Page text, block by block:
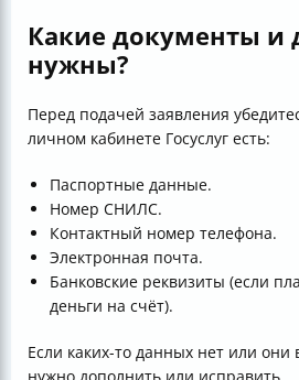
Какие документы и
нужны?
Перед подачей заявления
личном кабинете Госуслуг есть:
Паспортные данные.
Номер СНИЛС.
Контактный номер телефона.
Электронная почта.
Банковские реквизиты (если
деньги на счёт).
Если каких-то данных нет или